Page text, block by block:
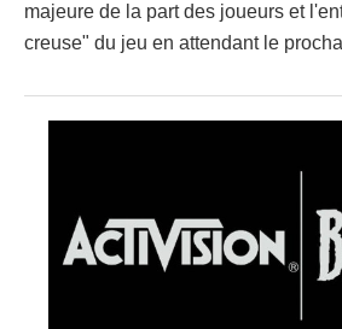
majeure de la part des joueurs et
creuse" du jeu en attendant le